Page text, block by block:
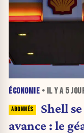
ÉCONOMIE • IL Y A 5
Shell
avance : le